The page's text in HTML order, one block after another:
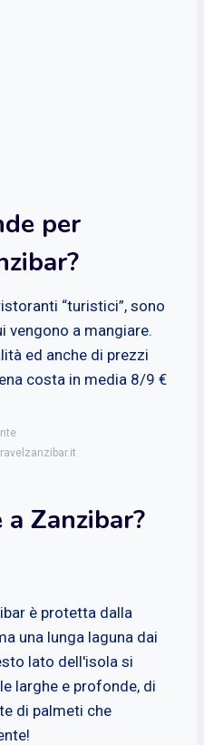
per
“turistici”, sono
vengono a mangiare.
ed anche di prezzi
costa in media 8/9 €
a Zanzibar?
è protetta dalla
una lunga laguna dai
lato dell'isola si
larghe e profonde, di
di palmeti che